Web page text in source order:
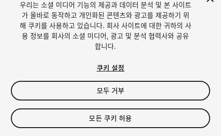
1/8
$4.99
세금/부가세는 결제 시 반영됩니다.
우리는 소셜 미디어 기능의 제공과 데이터 분석 및 본 사이트
가 올바로 동작하고 개인화된 콘텐츠와 광고를 제공하기 위
해 쿠키를 사용하고 있습니다. 회사 사이트에 대한 귀하의 사
용 정보를 회사의 소셜 미디어, 광고 및 분석 협력사와 공유
합니다.
쿠키 설정
모두 거부
모든 쿠키 허용